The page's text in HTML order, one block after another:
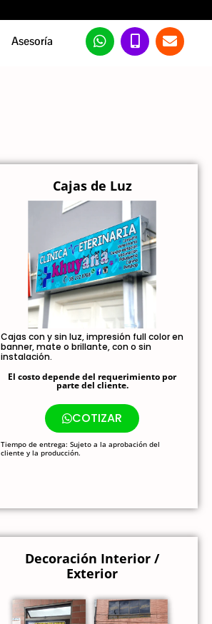
Asesoría
Cajas de Luz
Cajas con y sin luz, impresión full color en
banner, mate o brillante, con o sin
instalación.
El costo depende del requerimiento por
parte del cliente.
COTIZAR
Tiempo de entrega: Sujeto a la aprobación del
cliente y la producción.
Decoración Interior /
Exterior